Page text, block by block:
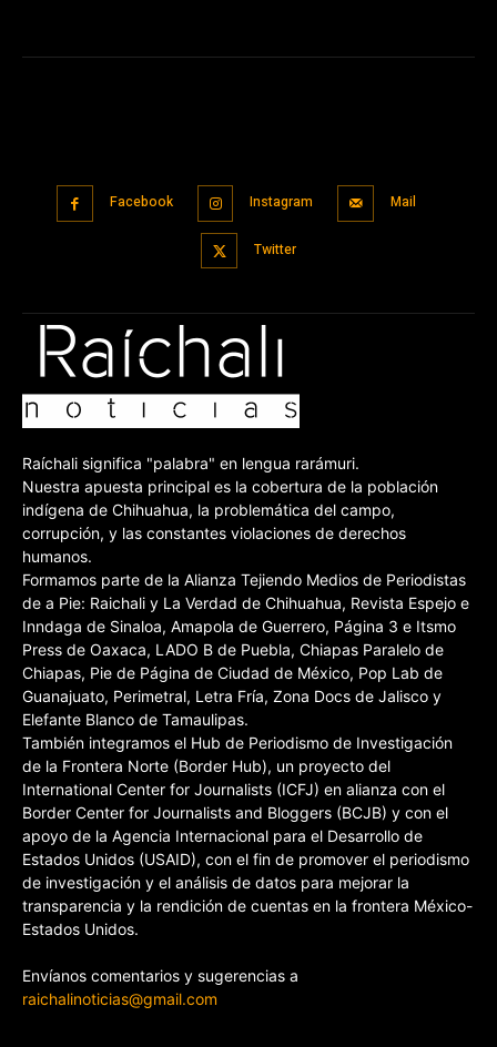
Facebook Instagram Mail
Twitter
Raíchali significa "palabra" en lengua rarámuri.
Nuestra apuesta principal es la cobertura de la población
indígena de Chihuahua, la problemática del campo,
corrupción, y las constantes violaciones de derechos
humanos.
Formamos parte de la Alianza Tejiendo Medios de Periodistas
de a Pie: Raichali y La Verdad de Chihuahua, Revista Espejo e
Inndaga de Sinaloa, Amapola de Guerrero, Página 3 e Itsmo
Press de Oaxaca, LADO B de Puebla, Chiapas Paralelo de
Chiapas, Pie de Página de Ciudad de México, Pop Lab de
Guanajuato, Perimetral, Letra Fría, Zona Docs de Jalisco y
Elefante Blanco de Tamaulipas.
También integramos el Hub de Periodismo de Investigación
de la Frontera Norte (Border Hub), un proyecto del
International Center for Journalists (ICFJ) en alianza con el
Border Center for Journalists and Bloggers (BCJB) y con el
apoyo de la Agencia Internacional para el Desarrollo de
Estados Unidos (USAID), con el fin de promover el periodismo
de investigación y el análisis de datos para mejorar la
transparencia y la rendición de cuentas en la frontera México-
Estados Unidos.
Envíanos comentarios y sugerencias a
raichalinoticias@gmail.com